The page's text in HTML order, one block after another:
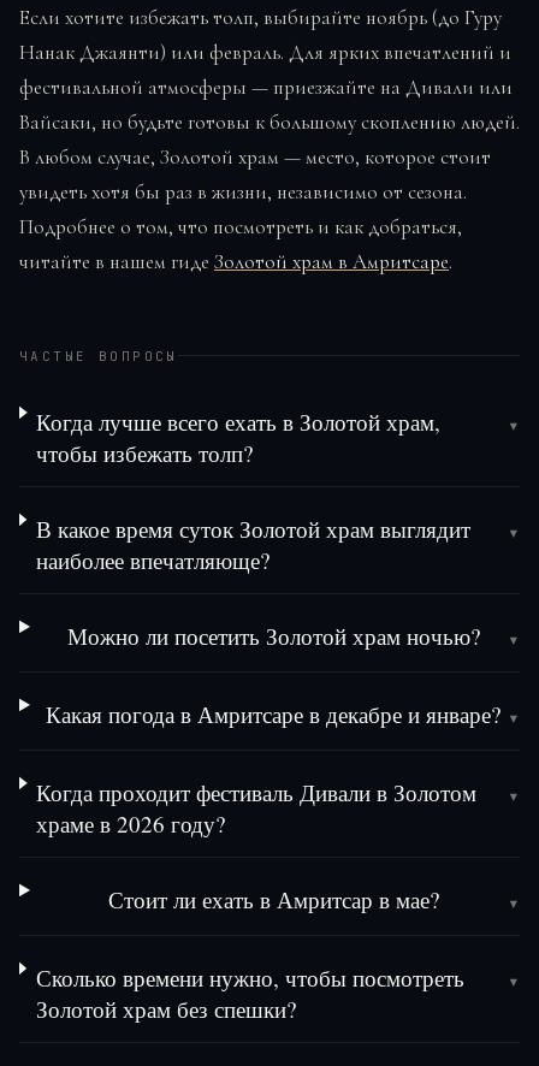
Если хотите избежать толп, выбирайте ноябрь (до Гуру
Нанак Джаянти) или февраль. Для ярких впечатлений и
фестивальной атмосферы — приезжайте на Дивали или
Вайсаки, но будьте готовы к большому скоплению людей.
В любом случае, Золотой храм — место, которое стоит
увидеть хотя бы раз в жизни, независимо от сезона.
Подробнее о том, что посмотреть и как добраться,
читайте в нашем гиде Золотой храм в Амритсаре.
ЧАСТЫЕ ВОПРОСЫ
Когда лучше всего ехать в Золотой храм,
чтобы избежать толп?
▾
В какое время суток Золотой храм выглядит
наиболее впечатляюще?
▾
Можно ли посетить Золотой храм ночью? ▾
Какая погода в Амритсаре в декабре и январе? ▾
Когда проходит фестиваль Дивали в Золотом
храме в 2026 году?
▾
Стоит ли ехать в Амритсар в мае? ▾
Сколько времени нужно, чтобы посмотреть
Золотой храм без спешки?
▾